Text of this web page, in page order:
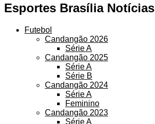
Esportes Brasília Notícias
Futebol
Candangão 2026
Série A
Candangão 2025
Série A
Série B
Candangão 2024
Série A
Feminino
Candangão 2023
Série A